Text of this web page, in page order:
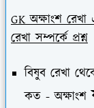
GK অক্ষাংশ রেখা
রেখা সম্পর্কে প্রশ্ন
বিষুব রেখা
কত - অক্ষাংশ